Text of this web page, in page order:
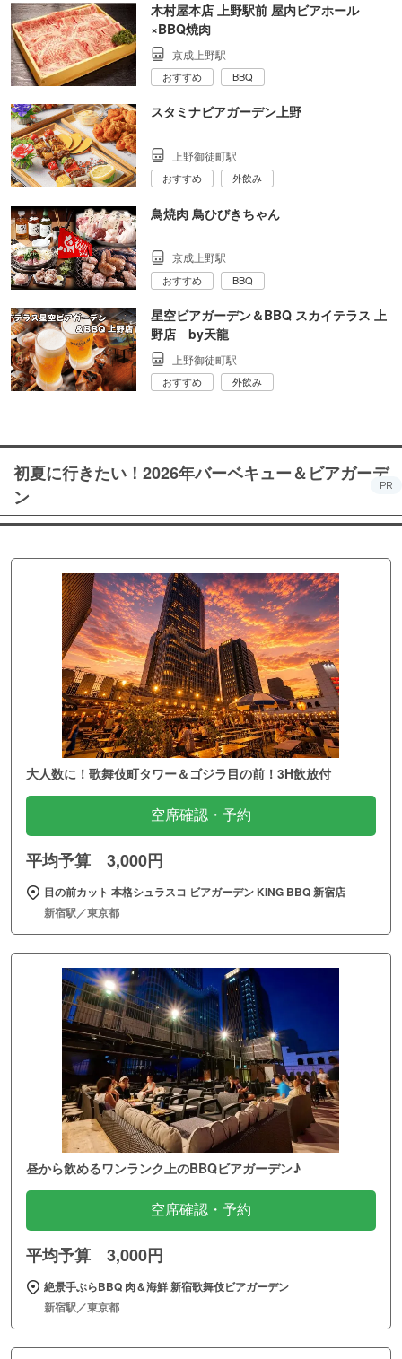
木村屋本店 上野駅前 屋内ビアホール
×BBQ焼肉
京成上野駅
おすすめ BBQ
スタミナビアガーデン上野
上野御徒町駅
おすすめ 外飲み
鳥焼肉 鳥ひびきちゃん
京成上野駅
おすすめ BBQ
星空ビアガーデン＆BBQ スカイテラス 上
野店 by天龍
上野御徒町駅
おすすめ 外飲み
初夏に行きたい！2026年バーベキュー＆ビアガーデ
ン
PR
大人数に！歌舞伎町タワー＆ゴジラ目の前！3H飲放付
空席確認・予約
平均予算 3,000円
目の前カット 本格シュラスコ ビアガーデン KING BBQ 新宿店
新宿駅／東京都
昼から飲めるワンランク上のBBQビアガーデン♪
空席確認・予約
平均予算 3,000円
絶景手ぶらBBQ 肉＆海鮮 新宿歌舞伎ビアガーデン
新宿駅／東京都